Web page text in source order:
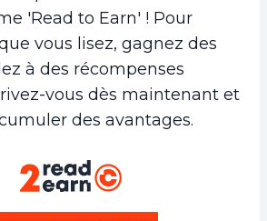
'Read to Earn' ! Pour
vous lisez, gagnez des
à des récompenses
vous dès maintenant et
des avantages.